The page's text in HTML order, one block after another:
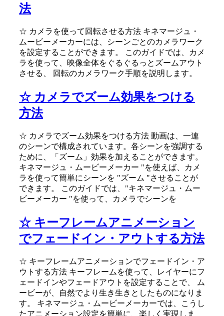
法
☆ カメラを使って回転させる方法 キネマージュ・
ムービーメーカーには、シーンごとのカメラワーク
を設定することができます。 このガイドでは、カメ
ラを使って、映像全体をぐるぐるっとズームアウト
させる、 回転のカメラワーク手順を説明します。
☆ カメラでズーム効果をつける
方法
☆ カメラでズーム効果をつける方法 動画は、一連
のシーンで構成されています。各シーンを強調する
ために、「ズーム」効果を加えることができます。
キネマージュ・ムービーメーカー "を使えば、カメ
ラを使って簡単にシーンを "ズーム "させることが
できます。 このガイドでは、"キネマージュ・ムー
ビーメーカー "を使って、カメラでシーンを
☆ キーフレームアニメーション
でフェードイン・アウトする方法
☆ キーフレームアニメーションでフェードイン・ア
ウトする方法 キーフレームを使って、レイヤーにフ
ェードインやフェードアウトを設定することで、 ム
ービーが、自然でより生き生きとしたものになりま
す。 キネマージュ・ムービーメーカーでは、こうし
たアニメーション設定を簡単に、楽しく実現しま